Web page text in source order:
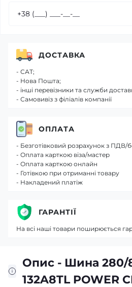
Опис - Шина 280/
132A8TL POWER
ДОСТАВКА
- САТ;
- Нова Пошта;
- інші перевізники та служби
- Самовивіз з філіалів компанії
ОПЛАТА
- Безготівковий розрахунок з ПДВ/
- Оплата карткою віза/мастер
- Оплата карткою онлайн
- Готівкою при отриманні товару
- Накладений платіж
ГАРАНТІЇ
На всі наші товари поширюється